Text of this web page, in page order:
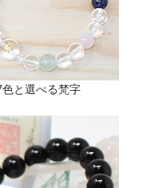
と選べる梵字